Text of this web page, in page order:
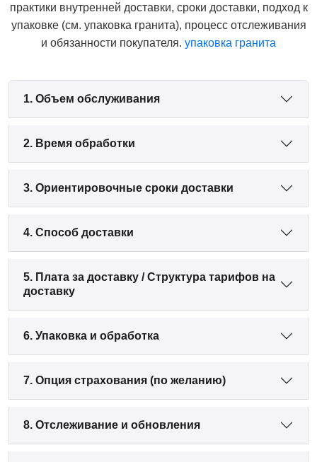
практики внутренней доставки, сроки доставки, подход к
упаковке (см. упаковка гранита), процесс отслеживания
и обязанности покупателя. упаковка гранита
1. Объем обслуживания
2. Время обработки
3. Ориентировочные сроки доставки
4. Способ доставки
5. Плата за доставку / Структура тарифов на
доставку
6. Упаковка и обработка
7. Опция страхования (по желанию)
8. Отслеживание и обновления